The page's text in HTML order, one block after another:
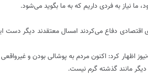
ما نیاز به فردی داریم که به ما بگوید می‌شود.
دفاع می‌کردند امسال معتقدند دیگر دست
اظهار کرد: اکنون مردم به پوشالی بودن و
دیگر مانند گذشته گرم نیست.